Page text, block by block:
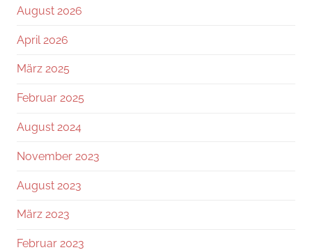
August 2026
April 2026
März 2025
Februar 2025
August 2024
November 2023
August 2023
März 2023
Februar 2023